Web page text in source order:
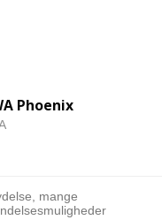
Phoenix
mange